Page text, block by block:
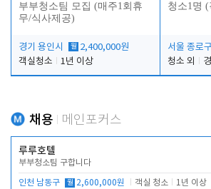
부부청소팀 모집 (매주1회휴
무/식사제공)
경기 용인시 월 2,400,000원
객실청소
1년 이상
청소1명
서울 종로구
청소 외
채용 메인포커스
루루호텔
부부청소팀 구합니다
인천 남동구 월 2,600,000원 객실 청소 1년 이상